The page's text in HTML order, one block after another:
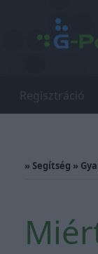
Regisztráció
» Segítség »